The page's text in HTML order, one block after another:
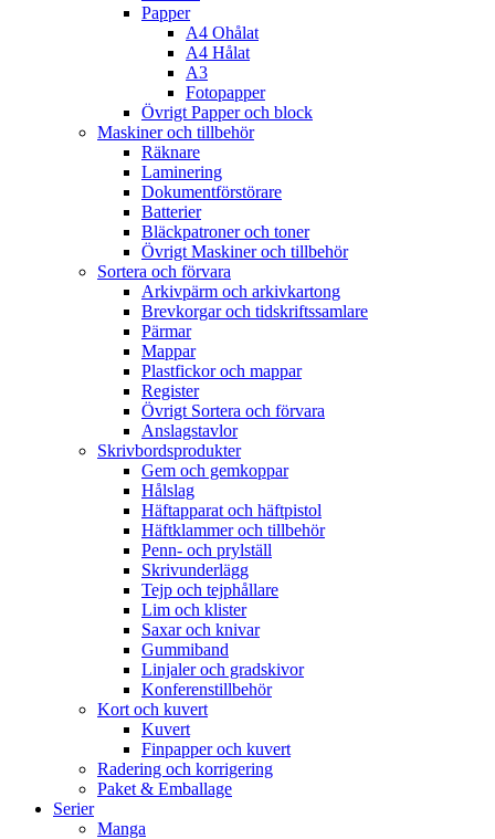
Papper
A4 Ohålat
A4 Hålat
A3
Fotopapper
Övrigt Papper och block
Maskiner och tillbehör
Räknare
Laminering
Dokumentförstörare
Batterier
Bläckpatroner och toner
Övrigt Maskiner och tillbehör
Sortera och förvara
Arkivpärm och arkivkartong
Brevkorgar och tidskriftssamlare
Pärmar
Mappar
Plastfickor och mappar
Register
Övrigt Sortera och förvara
Anslagstavlor
Skrivbordsprodukter
Gem och gemkoppar
Hålslag
Häftapparat och häftpistol
Häftklammer och tillbehör
Penn- och prylställ
Skrivunderlägg
Tejp och tejphållare
Lim och klister
Saxar och knivar
Gummiband
Linjaler och gradskivor
Konferenstillbehör
Kort och kuvert
Kuvert
Finpapper och kuvert
Radering och korrigering
Paket & Emballage
Serier
Manga